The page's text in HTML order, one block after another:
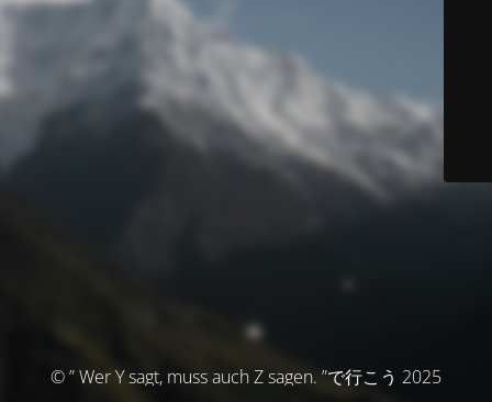
© ” Wer Y sagt, muss auch Z sagen. ”で行こう 2025